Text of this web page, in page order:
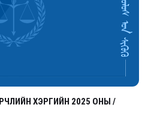
ХЭРГИЙН 2025 ОНЫ /